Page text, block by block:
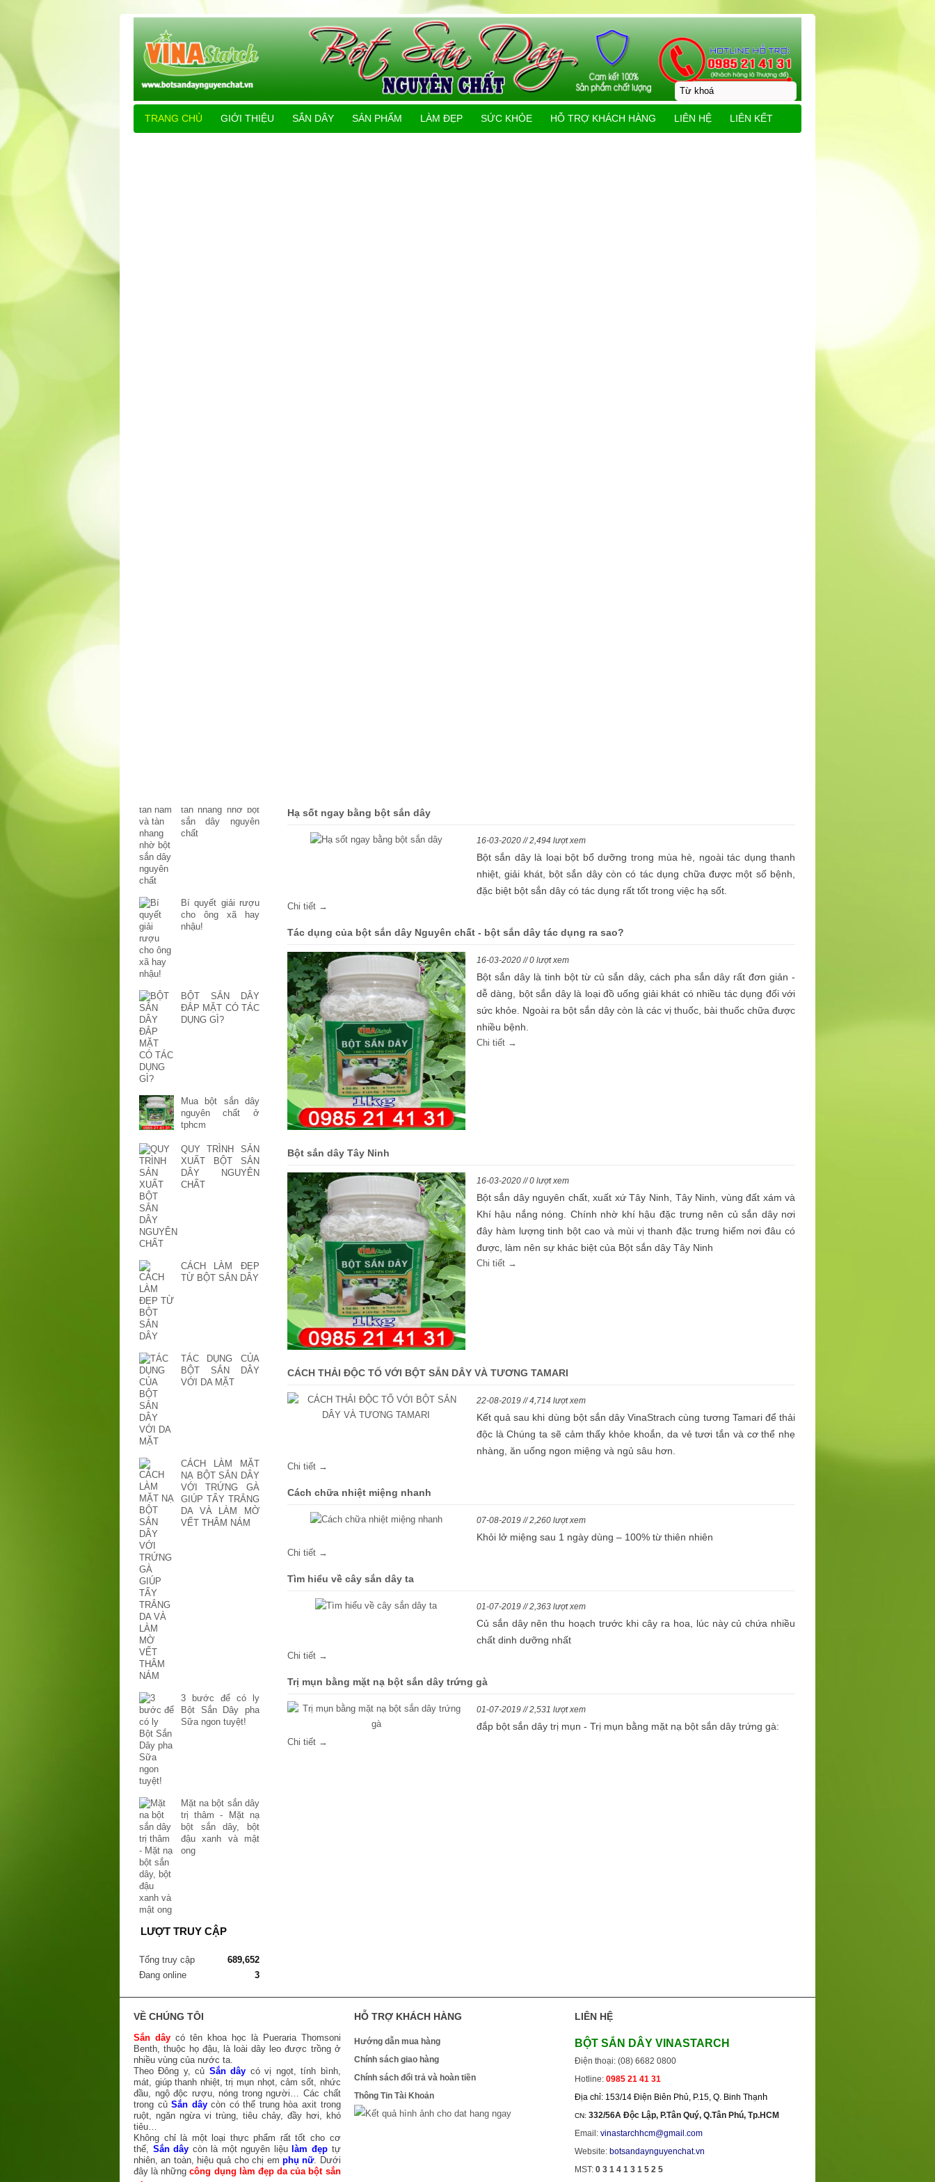
Hạ sốt ngay bằng bột sắn dây
16-03-2020 // 2,494 lượt xem
Bột sắn dây là loại bột bổ dưỡng trong mùa hè, ngoài tác dụng thanh
nhiệt, giải khát, bột sắn dây còn có tác dụng chữa được một số bệnh,
đặc biệt bột sắn dây có tác dụng rất tốt trong việc hạ sốt.
Chi tiết →
Tác dụng của bột sắn dây Nguyên chất - bột sắn dây tác dụng ra sao?
16-03-2020 // 0 lượt xem
Bột sắn dây là tinh bột từ củ sắn dây, cách pha sắn dây rất đơn giản -
dễ dàng, bột sắn dây là loại đồ uống giải khát có nhiều tác dụng đối với
sức khỏe. Ngoài ra bột sắn dây còn là các vị thuốc, bài thuốc chữa được
nhiều bệnh.
Chi tiết →
Bột sắn dây Tây Ninh
16-03-2020 // 0 lượt xem
Bột sắn dây nguyên chất, xuất xứ Tây Ninh, Tây Ninh, vùng đất xám và
Khí hậu nắng nóng. Chính nhờ khí hậu đặc trưng nên củ sắn dây nơi
đây hàm lượng tinh bột cao và mùi vị thanh đặc trưng hiếm nơi đâu có
được, làm nên sự khác biệt của Bột sắn dây Tây Ninh
Chi tiết →
CÁCH THẢI ĐỘC TỐ VỚI BỘT SẮN DÂY VÀ TƯƠNG TAMARI
22-08-2019 // 4,714 lượt xem
Kết quả sau khi dùng bột sắn dây VinaStrach cùng tương Tamari để thải
độc là Chúng ta sẽ cảm thấy khỏe khoắn, da vẻ tươi tắn và cơ thể nhẹ
nhàng, ăn uống ngon miệng và ngủ sâu hơn.
Chi tiết →
Cách chữa nhiệt miệng nhanh
07-08-2019 // 2,260 lượt xem
Khỏi lở miệng sau 1 ngày dùng – 100% từ thiên nhiên
Chi tiết →
Tìm hiểu về cây sắn dây ta
01-07-2019 // 2,363 lượt xem
Củ sắn dây nên thu hoạch trước khi cây ra hoa, lúc này củ chứa nhiều
chất dinh dưỡng nhất
Chi tiết →
Trị mụn bằng mặt nạ bột sắn dây trứng gà
01-07-2019 // 2,531 lượt xem
đắp bột sắn dây trị mụn - Trị mụn bằng mặt nạ bột sắn dây trứng gà:
Chi tiết →
tàn nhang nhờ bột
sắn dây nguyên
chất
Bí quyết giải rượu
cho ông xã hay
nhậu!
BỘT SẮN DÂY
ĐẮP MẶT CÓ TÁC
DỤNG GÌ?
Mua bột sắn dây
nguyên chất ở
tphcm
QUY TRÌNH SẢN
XUẤT BỘT SẮN
DÂY NGUYÊN
CHẤT
CÁCH LÀM ĐẸP
TỪ BỘT SẮN DÂY
TÁC DỤNG CỦA
BỘT SẮN DÂY
VỚI DA MẶT
CÁCH LÀM MẶT
NẠ BỘT SẮN DÂY
VỚI TRỨNG GÀ
GIÚP TẨY TRẮNG
DA VÀ LÀM MỜ
VẾT THÂM NÁM
3 bước để có ly
Bột Sắn Dây pha
Sữa ngon tuyệt!
Mặt na bột sắn dây
trị thâm - Mặt nạ
bột sắn dây, bột
đậu xanh và mật
ong
LƯỢT TRUY CẬP
Tổng truy cập
689,652
Đang online
3
TRANG CHỦ GIỚI THIỆU SẮN DÂY SẢN PHẨM LÀM ĐẸP SỨC KHỎE HỖ TRỢ KHÁCH HÀNG LIÊN HỆ LIÊN KẾT
VỀ CHÚNG TÔI
Sắn dây có tên khoa học là Pueraria Thomsoni
Benth, thuộc họ đậu, là loài dây leo được trồng ở
nhiều vùng của nước ta.
Theo Đông y, củ Sắn dây có vị ngọt, tính bình,
mát, giúp thanh nhiệt, trị mụn nhọt, cảm sốt, nhức
đầu, ngộ độc rượu, nóng trong người… Các chất
trong củSắn dâycòn có thể trung hòa axit trong
ruột, ngăn ngừa vi trùng, tiêu chảy, đầy hơi, khó
tiêu…
Không chỉ là một loại thực phẩm rất tốt cho cơ
thể, Sắn dây còn là một nguyên liệu làm đẹp tự
nhiên, an toàn, hiệu quả cho chị em phụ nữ. Dưới
đây là nhữngcông dụng làm đẹp da của bột sắn
HỖ TRỢ KHÁCH HÀNG
Hướng dẫn mua hàng
Chính sách giao hàng
Chính sách đổi trả và hoàn tiền
Thông Tin Tài Khoản
LIÊN HỆ
BỘT SẮN DÂY VINASTARCH
Điện thoại: (08) 6682 0800
Hotline: 0985 21 41 31
Địa chỉ: 153/14 Điện Biên Phủ, P.15, Q. Binh Thạn h
CN: 332/56A Độc Lập, P.Tân Quý, Q.Tân Phú, Tp.HCM
Email: vinastarchhcm@gmail.com
Website: botsandaynguyenchat.vn
MST: 0 3 1 4 1 3 1 5 2 5